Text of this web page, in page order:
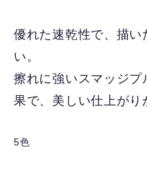
優れた速乾性で、描い
い。
擦れに強いスマッジプ
果で、美しい仕上がり
5色